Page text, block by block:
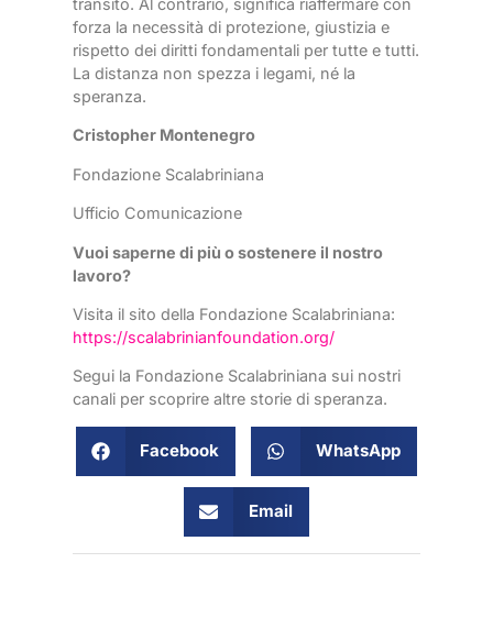
transito. Al contrario, significa riaffermare con
forza la necessità di protezione, giustizia e
rispetto dei diritti fondamentali per tutte e tutti.
La distanza non spezza i legami, né la
speranza.
Cristopher Montenegro
Fondazione Scalabriniana
Ufficio Comunicazione
Vuoi saperne di più o sostenere il nostro
lavoro?
Visita il sito della Fondazione Scalabriniana:
https://scalabrinianfoundation.org/
Segui la Fondazione Scalabriniana sui nostri
canali per scoprire altre storie di speranza.
Facebook WhatsApp
Email